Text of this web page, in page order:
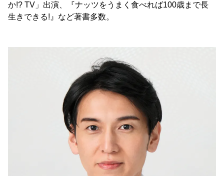
か!? TV」出演、『ナッツをうまく食べれば100歳まで長
生きできる!』など著書多数。